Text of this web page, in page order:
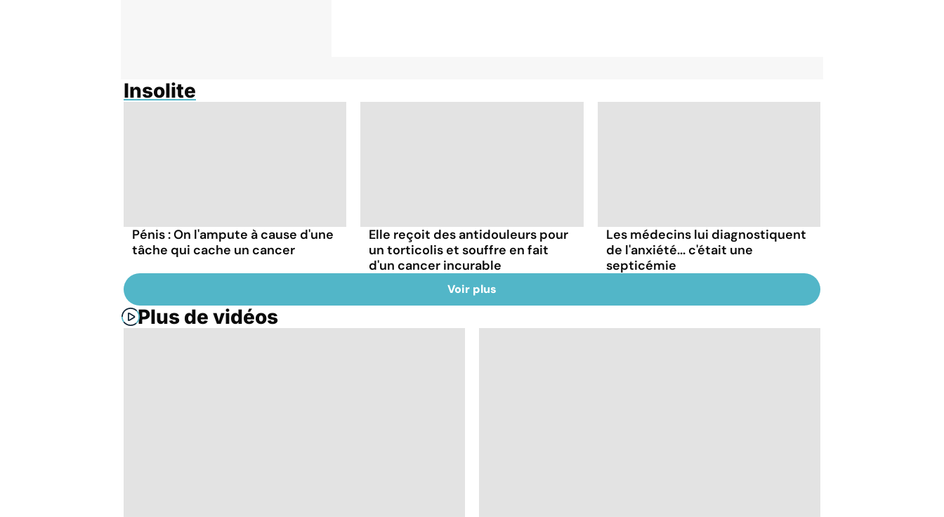
Insolite
Pénis : On l'ampute à cause d'une
tâche qui cache un cancer
Elle reçoit des antidouleurs pour
un torticolis et souffre en fait
d'un cancer incurable
Les médecins lui diagnostiquent
de l'anxiété... c'était une
septicémie
Voir plus
Plus de vidéos